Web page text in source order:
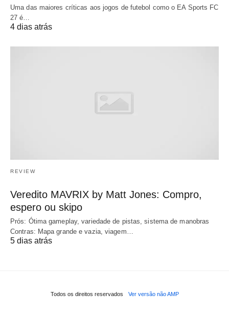
Uma das maiores críticas aos jogos de futebol como o EA Sports FC
27 é…
4 dias atrás
REVIEW
Veredito MAVRIX by Matt Jones: Compro,
espero ou skipo
Prós: Ótima gameplay, variedade de pistas, sistema de manobras
Contras: Mapa grande e vazia, viagem…
5 dias atrás
Todos os direitos reservados Ver versão não AMP